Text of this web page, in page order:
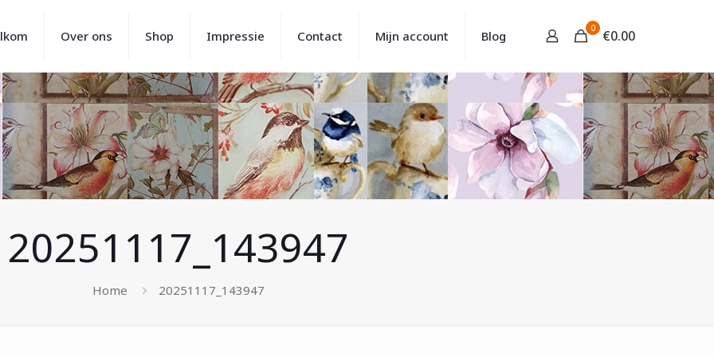
Over ons Shop Impressie Contact Mijn account Blog
0 €0.00
20251117_143947
Home 20251117_143947